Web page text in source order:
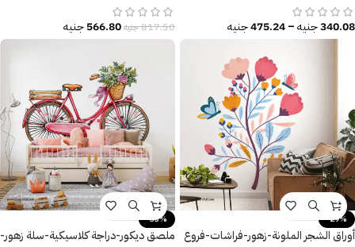
340.08جنيه–
475.24جنيه 817.50جنيه566.80جنيه
-29%
أوراق الشجر الملونة-زهور-فراشات-فروع
-33%
ملصق ديكور-دراجة كلاسيكية-سلة زهور-